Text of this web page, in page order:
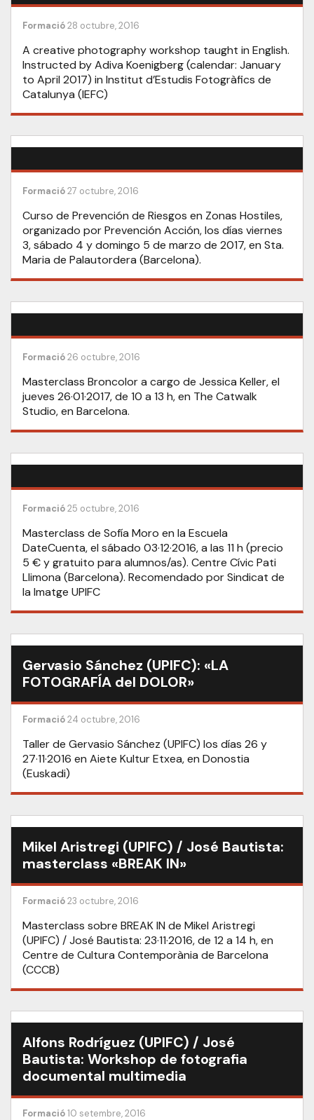
Formació28 octubre, 2016
A creative photography workshop taught in English.
Instructed by Adiva Koenigberg (calendar: January
to April 2017) in Institut d’Estudis Fotogràfics de
Catalunya (IEFC)
Formació27 octubre, 2016
Curso de Prevención de Riesgos en Zonas Hostiles,
organizado por Prevención Acción, los días viernes
3, sábado 4 y domingo 5 de marzo de 2017, en Sta.
Maria de Palautordera (Barcelona).
Formació26 octubre, 2016
Masterclass Broncolor a cargo de Jessica Keller, el
jueves 26·01·2017, de 10 a 13 h, en The Catwalk
Studio, en Barcelona.
Formació25 octubre, 2016
Masterclass de Sofía Moro en la Escuela
DateCuenta, el sábado 03·12·2016, a las 11 h (precio
5 € y gratuito para alumnos/as). Centre Cívic Pati
Llimona (Barcelona). Recomendado por Sindicat de
la Imatge UPIFC
Gervasio Sánchez (UPIFC): «LA
FOTOGRAFÍA del DOLOR»
Formació24 octubre, 2016
Taller de Gervasio Sánchez (UPIFC) los días 26 y
27·11·2016 en Aiete Kultur Etxea, en Donostia
(Euskadi)
Mikel Aristregi (UPIFC) / José Bautista:
masterclass «BREAK IN»
Formació23 octubre, 2016
Masterclass sobre BREAK IN de Mikel Aristregi
(UPIFC) / José Bautista: 23·11·2016, de 12 a 14 h, en
Centre de Cultura Contemporània de Barcelona
(CCCB)
Alfons Rodríguez (UPIFC) / José
Bautista: Workshop de fotografia
documental multimedia
Formació10 setembre, 2016